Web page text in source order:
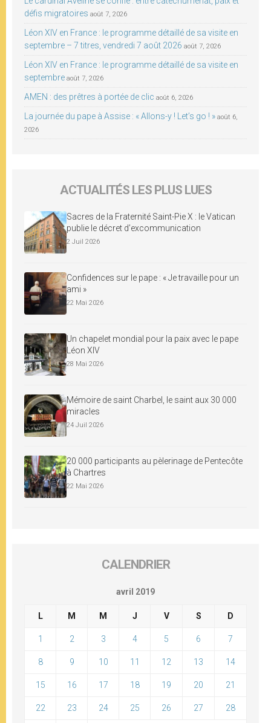
défis migratoires août 7, 2026
Léon XIV en France : le programme détaillé de sa visite en
septembre – 7 titres, vendredi 7 août 2026 août 7, 2026
Léon XIV en France : le programme détaillé de sa visite en
septembre août 7, 2026
AMEN : des prêtres à portée de clic août 6, 2026
La journée du pape à Assise : « Allons-y ! Let’s go ! » août 6,
2026
ACTUALITÉS LES PLUS LUES
Sacres de la Fraternité Saint-Pie X : le Vatican
publie le décret d’excommunication
2 Juil 2026
Confidences sur le pape : « Je travaille pour un
ami »
22 Mai 2026
Un chapelet mondial pour la paix avec le pape
Léon XIV
28 Mai 2026
Mémoire de saint Charbel, le saint aux 30 000
miracles
24 Juil 2026
20 000 participants au pèlerinage de Pentecôte
à Chartres
22 Mai 2026
CALENDRIER
avril 2019
L M M J V S D
1 2 3 4 5 6 7
8 9 10 11 12 13 14
15 16 17 18 19 20 21
22 23 24 25 26 27 28